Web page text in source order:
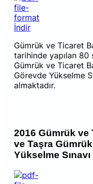
İndir
Gümrük ve Ticaret
tarihinde yapılan 80
Gümrük ve Ticaret
Görevde Yükselme
almaktadır.
2016 Gümrük ve
ve Taşra
Yükselme Sınavı